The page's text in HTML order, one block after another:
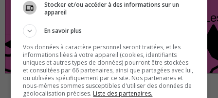
Mcfly et Carlito
Pop culture Vrai ou faux
Stocker et/ou accéder à des informations sur un
appareil
En savoir plus
Vos données à caractère personnel seront traitées, et les
informations liées à votre appareil (cookies, identifiants
uniques et autres types de données) pourront être stockées
et consultées par 66 partenaires, ainsi que partagées avec lui,
ou utilisées spécifiquement par ce site. Nos partenaires et
nous-mêmes sommes susceptibles d'utiliser des données de
géolocalisation précises. Liste des partenaires.